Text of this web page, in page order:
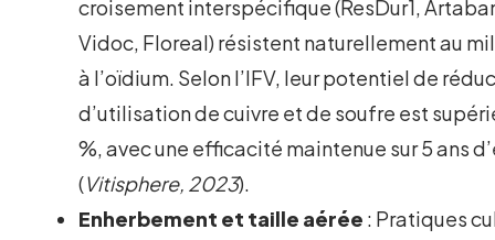
croisement interspécifique (ResDur1,
Vidoc, Floreal) résistent naturellement au
à l’oïdium. Selon l’IFV, leur potentiel de
d’utilisation de cuivre et de soufre est
%, avec une efficacité maintenue sur 5 ans
(Vitisphere, 2023).
Enherbement et taille aérée : Pratiques